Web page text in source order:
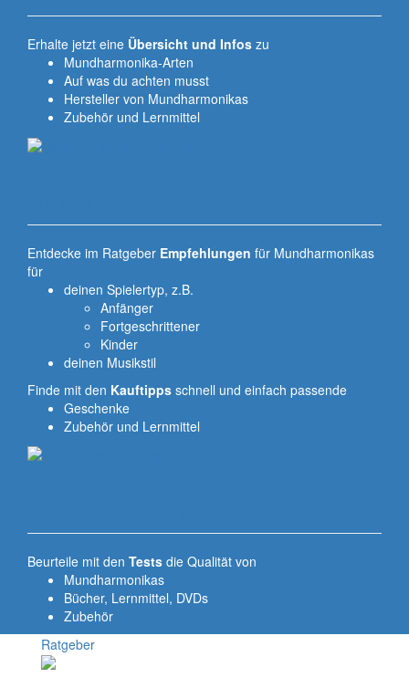
Erhalte jetzt eine Übersicht und Infos zu
Mundharmonika-Arten
Auf was du achten musst
Hersteller von Mundharmonikas
Zubehör und Lernmittel
Entdecke im Ratgeber Empfehlungen für Mundharmonikas
für
deinen Spielertyp, z.B.
Anfänger
Fortgeschrittener
Kinder
deinen Musikstil
Finde mit den Kauftipps schnell und einfach passende
Geschenke
Zubehör und Lernmittel
Beurteile mit den Tests die Qualität von
Mundharmonikas
Bücher, Lernmittel, DVDs
Zubehör
Ratgeber